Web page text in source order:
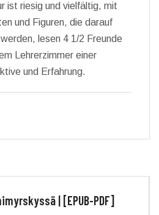
ist riesig und vielfältig, mit
und Figuren, die darauf
lesen 4 1/2 Freunde
Lehrerzimmer einer
und Erfahrung.
| [EPUB-PDF]